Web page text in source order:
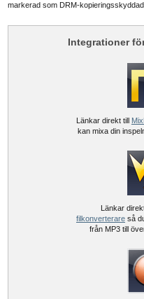
markerad som DRM-kopieringsskyddad.
Integrationer
Länkar direkt till
kan mixa din
Länkar
filkonverterare så
från MP3 till